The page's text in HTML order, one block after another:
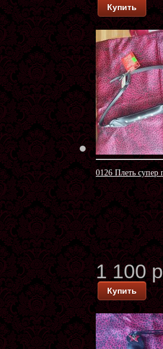
Купить
0126 Плеть супер
1 100
Купить